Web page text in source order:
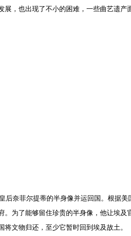
展，也出现了不小的困难，一些曲艺遗产
奈菲尔提蒂的半身像并运回国。根据美
。为了能够留住珍贵的半身像，他让埃及
文物归还，至少它暂时回到埃及故土。